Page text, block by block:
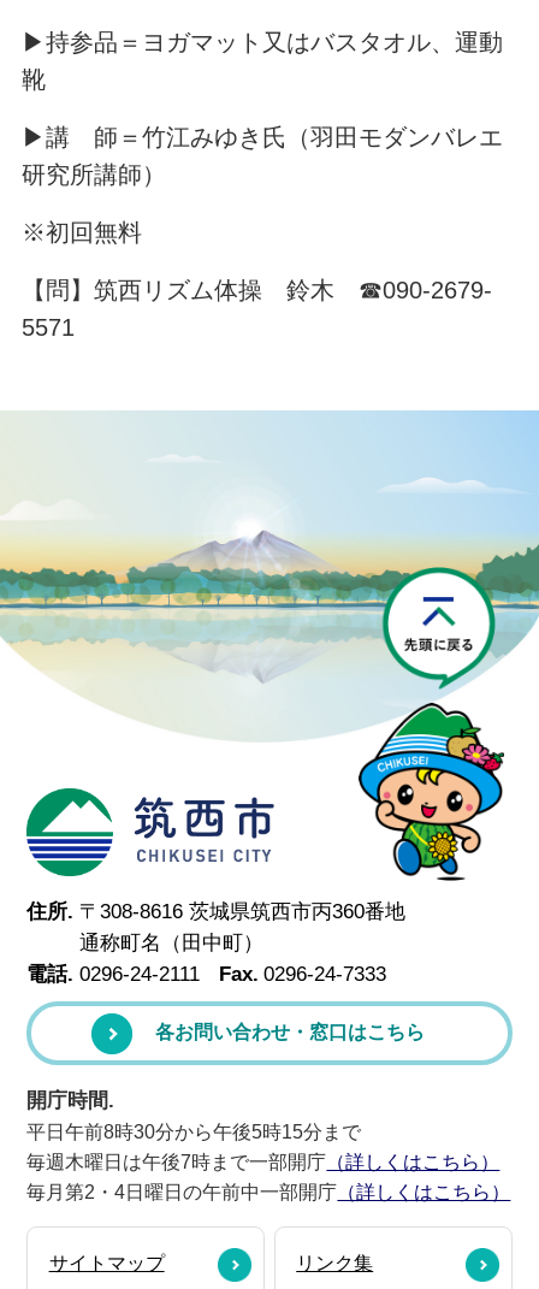
▶持参品＝ヨガマット又はバスタオル、運動
靴
▶講 師＝竹江みゆき氏（羽田モダンバレエ
研究所講師）
※初回無料
【問】筑西リズム体操 鈴木 ☎090-2679-
5571
筑西市
住所. 〒308-8616 茨城県筑西市丙360番地
通称町名（田中町）
電話. 0296-24-2111 Fax. 0296-24-7333
各お問い合わせ・窓口はこちら
開庁時間.
平日午前8時30分から午後5時15分まで
毎週木曜日は午後7時まで一部開庁 （詳しくはこちら）
毎月第2・4日曜日の午前中一部開庁 （詳しくはこちら）
サイトマップ リンク集